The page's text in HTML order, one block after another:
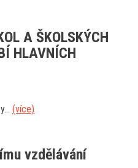
A ŠKOLSKÝCH
HLAVNÍCH
(více)
vzdělávání